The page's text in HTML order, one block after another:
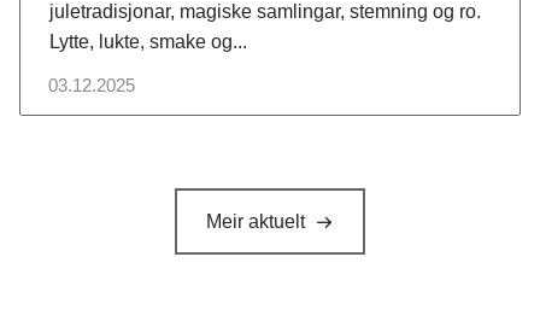
03.12.2025
juletradisjonar, magiske samlingar, stemning og ro.
Lytte, lukte, smake og...
Meir aktuelt